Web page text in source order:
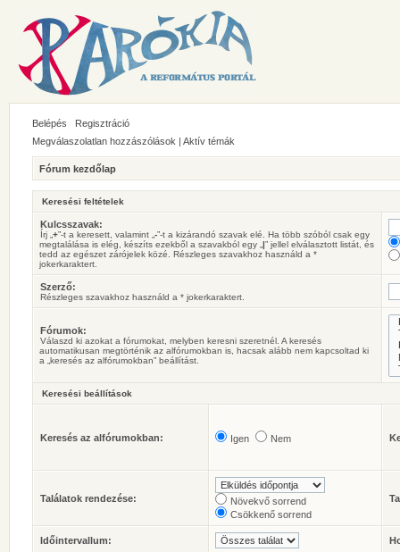
Belépés
Regisztráció
Megválaszolatlan hozzászólások | Aktív témák
Fórum kezdőlap
Keresési feltételek
Kulcsszavak:
Írj „ +”-t a keresett, valamint „ -”-t a kizárandó szavak elé. Ha több szóból csak egy
megtalálása is elég, készíts ezekből a szavakból egy „ |” jellel elválasztott listát, és
tedd az egészet zárójelek közé. Részleges szavakhoz használd a *
jokerkaraktert.
Szerző:
Részleges szavakhoz használd a * jokerkaraktert.
Fórumok:
Válaszd ki azokat a fórumokat, melyben keresni szeretnél. A keresés
automatikusan megtörténik az alfórumokban is, hacsak alább nem kapcsoltad ki
a „keresés az alfórumokban” beállítást.
Keresési beállítások
Keresés az alfórumokban: Igen Nem
Találatok rendezése:
Növekvő sorrend
Csökkenő sorrend
Időintervallum: